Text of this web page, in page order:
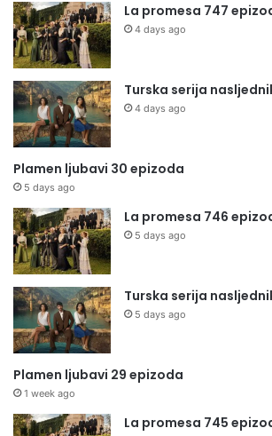
La promesa 747
4 days ago
Turska serija
4 days ago
Plamen ljubavi 30 epizoda
5 days ago
La promesa 746
5 days ago
Turska serija
5 days ago
Plamen ljubavi 29 epizoda
1 week ago
La promesa 745